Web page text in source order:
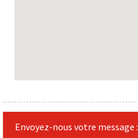
Envoyez-nous votre message :